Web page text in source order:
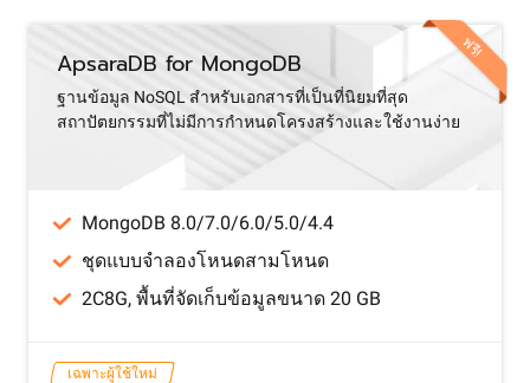
ApsaraDB for MongoDB
ฐานข้อมูล NoSQL สำหรับเอกสารที่เป็นที่นิยมที่สุด
สถาปัตยกรรมที่ไม่มีการกำหนดโครงสร้างและใช้งานง่าย
ฟรี!
MongoDB 8.0/7.0/6.0/5.0/4.4
ชุดแบบจำลองโหนดสามโหนด
2C8G, พื้นที่จัดเก็บข้อมูลขนาด 20 GB
เฉพาะผู้ใช้ใหม่